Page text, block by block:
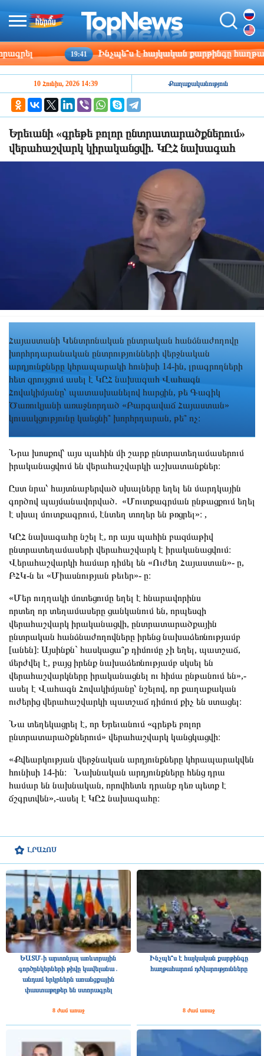
19:41 Ինչպե՞ս է հայկական քարթինգը
ԼՐԱՀՈՍ
ԵԱՏՄ-ի արտոնյալ առևտրային
գործընկերների թիվը կավելանա․
անդամ երկրներն առանցքային
փաստաթղթեր են ստորագրել
8 ժամ առաջ
Ինչպե՞ս է հայկական քարթինգը
հաղթահարում դժվարությունները
8 ժամ առաջ
10 Հունիս, 2026 14:39 Քաղաքականություն
Երեւանի «գրեթե բոլոր ընտրատարածքներում»
վերահաշվարկ կիրականցվի. ԿԸՀ նախագահ
Հայաստանի Կենտրոնական ընտրական հանձնաժողովը
խորհրդարանական ընտրությունների վերջնական
արդյունքները կհրապարակի հունիսի 14-ին, լրագրողների
հետ զրույցում ասել է ԿԸՀ նախագահ Վահագն
Հովակիմյանը՝ պատասխանելով հարցին, թե Գագիկ
Ծառուկյանի առաջնորդած «Բարգավաճ Հայաստան»
կուսակցությունը կանցնի՞ խորհրդարան, թե՞ ոչ։
Նրա խոսքով՝ այս պահին մի շարք ընտրատեղամասերում
իրականացվում են վերահաշվարկի աշխատանքներ։
Ըստ նրա՝ հայտնաբերված սխալները եղել են մարդկային
գործով պայմանավորված. «Մուտքագրման ընթացքում եղել
է սխալ մուտքագրում, էնտեղ տողեր են թռցրել»։ ,
ԿԸՀ նախագահը նշել է, որ այս պահին բազմաթիվ
ընտրատեղամասերի վերահաշվարկ է իրականացվում։
Վերահաշվարկի համար դիմել են «Ուժեղ Հայաստան»- ը,
ԲՀԿ-ն եւ «Միասնության թեւեր»- ը։
«Մեր ուղղակի մոտեցումը եղել է հնարավորինս
որտեղ որ տեղամասերը ցանկանում են, որպեսզի
վերահաշվարկ իրականացվի, ընտրատարածքային
ընտրական հանձնաժողովները իրենց նախաձեռնությամբ
[անեն]։ Այսինքն` հասկացա՞ք դիմումը չի եղել, պատշաճ,
մերժվել է, բայց իրենք նախաձեռնությամբ սկսել են
վերահաշվարկները իրականացնել ու հիմա ընթանում են»,-
ասել է Վահագն Հովակիմյանը՝ նշելով, որ քաղաքական
ուժերից վերահաշվարկի պատշաճ դիմում քիչ են ստացել։
Նա տեղեկացրել է, որ Երեւանում «գրեթե բոլոր
ընտրատարածքներում» վերահաշվարկ կանցկացվի։
«Քվեարկության վերջնական արդյունքները կհրապարակվեն
հունիսի 14-ին։ Նախնական արդյունքները հենց դրա
համար են նախնական, որովհետև դրանք դեռ պետք է
ճշգրտվեն»,-ասել է ԿԸՀ նախագահը։